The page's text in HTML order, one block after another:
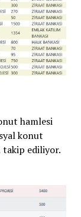
hamlesi
konut
takip ediliyor.